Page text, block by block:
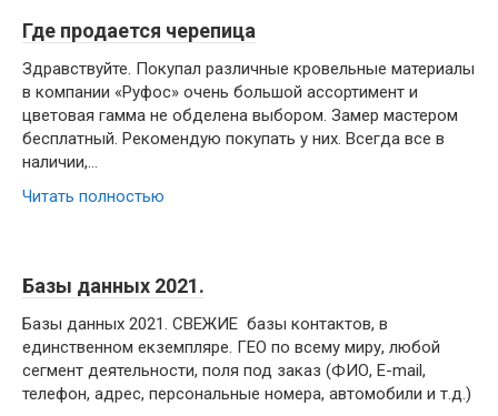
Где продается черепица
Здравствуйте. Покупал различные кровельные материалы
в компании «Руфос» очень большой ассортимент и
цветовая гамма не обделена выбором. Замер мастером
бесплатный. Рекомендую покупать у них. Всегда все в
наличии,…
Читать полностью
Базы данных 2021.
Базы данных 2021. СВЕЖИЕ базы контактов, в
единственном екземпляре. ГЕО по всему миру, любой
сегмент деятельности, поля под заказ (ФИО, E-mail,
телефон, адрес, персональные номера, автомобили и т.д.)